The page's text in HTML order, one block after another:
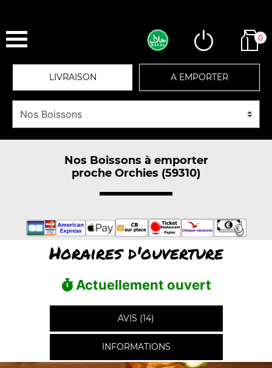
0
LIVRAISON A EMPORTER
Nos Boissons à emporter
proche Orchies (59310)
Horaires d'ouverture
Actuellement ouvert
AVIS (14)
INFORMATIONS